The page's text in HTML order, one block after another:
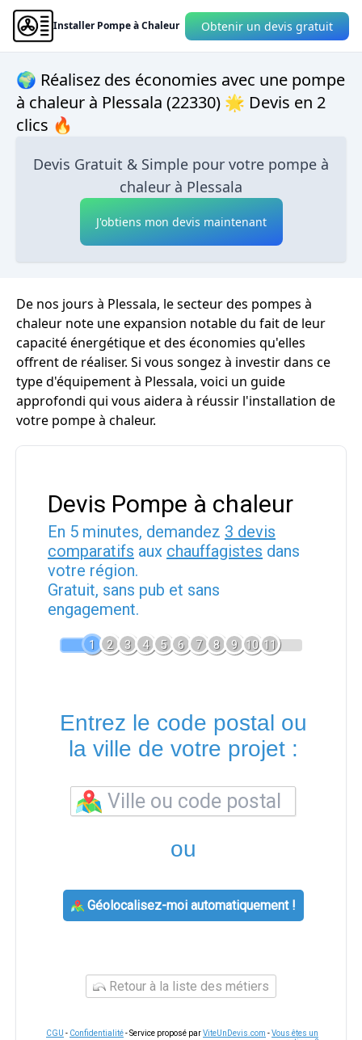
Installer Pompe à Chaleur Obtenir un devis gratuit
🌍 Réalisez des économies avec une pompe
à chaleur à Plessala (22330) 🌟 Devis en 2
clics 🔥
Devis Gratuit & Simple pour votre pompe à
chaleur à Plessala
J'obtiens mon devis maintenant
De nos jours à Plessala, le secteur des pompes à
chaleur note une expansion notable du fait de leur
capacité énergétique et des économies qu'elles
offrent de réaliser. Si vous songez à investir dans ce
type d'équipement à Plessala, voici un guide
approfondi qui vous aidera à réussir l'installation de
votre pompe à chaleur.
Devis Pompe à chaleur
En 5 minutes, demandez 3 devis
comparatifs aux chauffagistes dans
votre région.
Gratuit, sans pub et sans
engagement.
1 2 3 4 5 6 7 8 9 10 11
Entrez le code postal ou
la ville de votre projet :
ou
Géolocalisez-moi automatiquement !
Retour à la liste des métiers
CGU - Confidentialité- Service proposé parViteUnDevis.com -Vous êtes un